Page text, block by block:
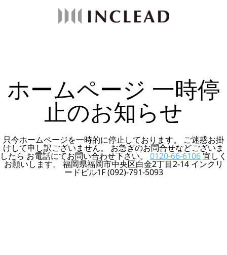
ホームページ 一時停
止のお知らせ
只今ホームページを一時的に停止しております。 ご迷惑お掛
けして申し訳ございません。 お急ぎのお問合せなどございま
したら お電話にてお問い合わせ下さい。0120-66-6106宜しく
お願いします。 福岡県福岡市中央区白金2丁目2-14 インクリ
ードビル1F (092)-791-5093